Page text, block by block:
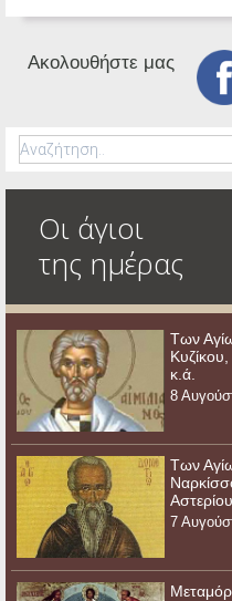
Ακολουθήστε μας
Οι άγιοι
της ημέρας
Των
κ.ά.
8
Των
7